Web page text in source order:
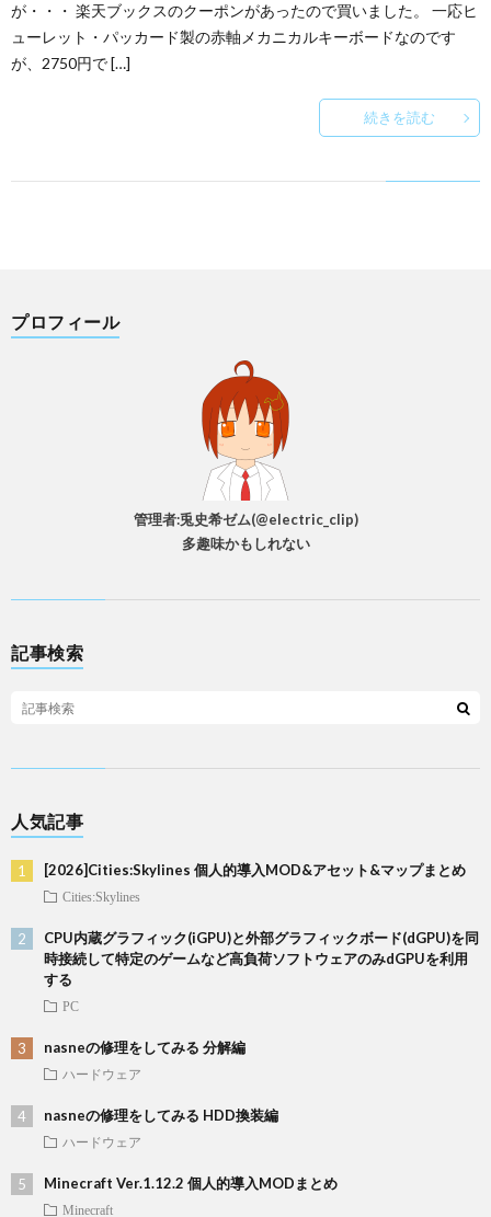
が・・・ 楽天ブックスのクーポンがあったので買いました。 一応ヒ
ューレット・パッカード製の赤軸メカニカルキーボードなのです
が、2750円で […]
続きを読む
プロフィール
管理者:兎史希ゼム(@electric_clip)
多趣味かもしれない
記事検索
人気記事
[2026]Cities:Skylines 個人的導入MOD&アセット&マップまとめ
Cities:Skylines
CPU内蔵グラフィック(iGPU)と外部グラフィックボード(dGPU)を同
時接続して特定のゲームなど高負荷ソフトウェアのみdGPUを利用
する
PC
nasneの修理をしてみる 分解編
ハードウェア
nasneの修理をしてみる HDD換装編
ハードウェア
Minecraft Ver.1.12.2 個人的導入MODまとめ
Minecraft